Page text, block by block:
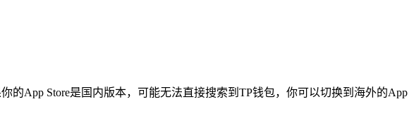
的App Store是国内版本，可能无法直接搜索到TP钱包，你可以切换到海外的App